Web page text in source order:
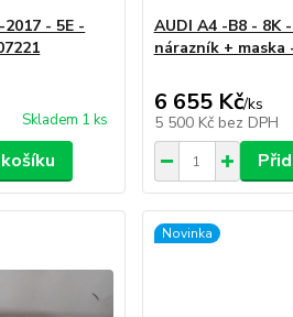
- 5E -
Skladem 1 ks
AUDI A4 -B8 - 8K
nárazník + maska
6 655 Kč/ks
5 500 Kč bez DPH
Novinka